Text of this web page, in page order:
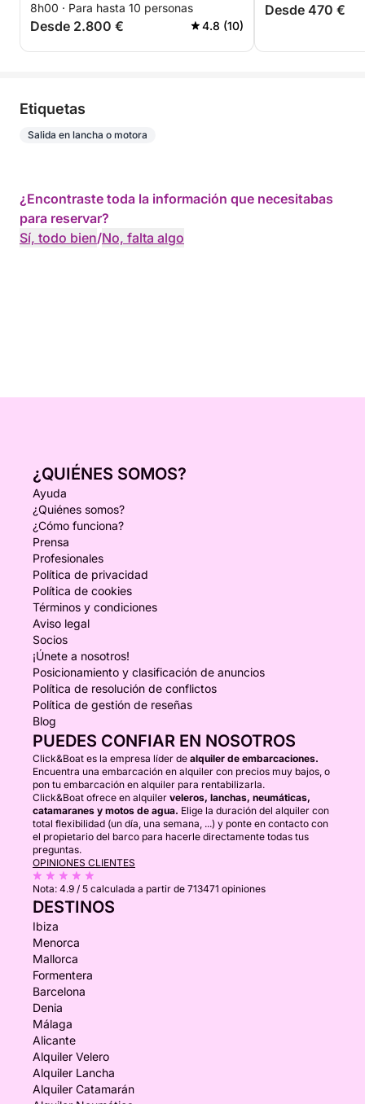
8h00 · Para hasta 10 personas
Desde 2.800 € 4.8 (10)
Desde 470 €
Etiquetas
Salida en lancha o motora
¿Encontraste toda la información que necesitabas
para reservar?
Sí, todo bien/No, falta algo
¿QUIÉNES SOMOS?
Ayuda
¿Quiénes somos?
¿Cómo funciona?
Prensa
Profesionales
Política de privacidad
Política de cookies
Términos y condiciones
Aviso legal
Socios
¡Únete a nosotros!
Posicionamiento y clasificación de anuncios
Política de resolución de conflictos
Política de gestión de reseñas
Blog
PUEDES CONFIAR EN NOSOTROS
Click&Boat es la empresa líder de alquiler de embarcaciones.
Encuentra una embarcación en alquiler con precios muy bajos, o
pon tu embarcación en alquiler para rentabilizarla.
Click&Boat ofrece en alquiler veleros, lanchas, neumáticas,
catamaranes y motos de agua. Elige la duración del alquiler con
total flexibilidad (un día, una semana, ...) y ponte en contacto con
el propietario del barco para hacerle directamente todas tus
preguntas.
OPINIONES CLIENTES
Nota: 4.9 / 5 calculada a partir de 713471 opiniones
DESTINOS
Ibiza
Menorca
Mallorca
Formentera
Barcelona
Denia
Málaga
Alicante
Alquiler Velero
Alquiler Lancha
Alquiler Catamarán